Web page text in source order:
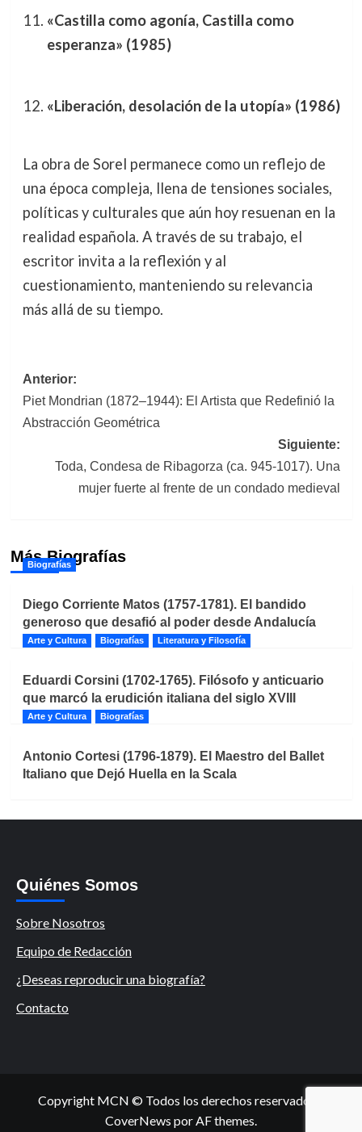
«Castilla como agonía, Castilla como
esperanza» (1985)
«Liberación, desolación de la utopía» (1986)
La obra de Sorel permanece como un reflejo de
una época compleja, llena de tensiones sociales,
políticas y culturales que aún hoy resuenan en la
realidad española. A través de su trabajo, el
escritor invita a la reflexión y al
cuestionamiento, manteniendo su relevancia
más allá de su tiempo.
Navegación
de
Anterior:
Piet Mondrian (1872–1944): El Artista que Redefinió la
Abstracción Geométrica
Siguiente:
Toda, Condesa de Ribagorza (ca. 945-1017). Una
mujer fuerte al frente de un condado medieval
Más Biografías
Biografías
Diego Corriente Matos (1757-1781). El bandido
generoso que desafió al poder desde Andalucía
Arte y Cultura Biografías Literatura y Filosofía
Eduardi Corsini (1702-1765). Filósofo y anticuario
que marcó la erudición italiana del siglo XVIII
Arte y Cultura Biografías
Antonio Cortesi (1796-1879). El Maestro del Ballet
Italiano que Dejó Huella en la Scala
Quiénes Somos
Sobre Nosotros
Equipo de Redacción
¿Deseas reproducir una biografía?
Contacto
Copyright MCN © Todos los derechos reservados.
CoverNews por AF themes.